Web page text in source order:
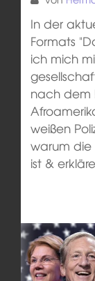
In der
Formats
ich mich
nach dem
weißen
warum die
ist &